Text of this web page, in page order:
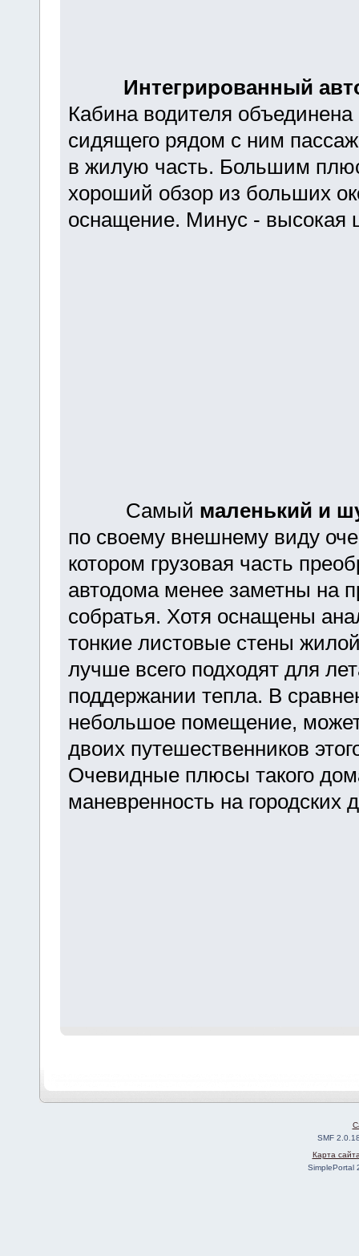
Интегрированный
Кабина водителя
сидящего рядом с ним
в жилую часть. Большим
хороший обзор из больших
оснащение. Минус - высокая
Самый маленький и
по своему внешнему виду
котором грузовая часть
автодома менее заметны на
собратья. Хотя оснащены
тонкие листовые стены
лучше всего подходят для
поддержании тепла. В
небольшое помещение,
двоих путешественников
Очевидные плюсы такого
маневренность на городских
SMF
Карта
SimplePortal